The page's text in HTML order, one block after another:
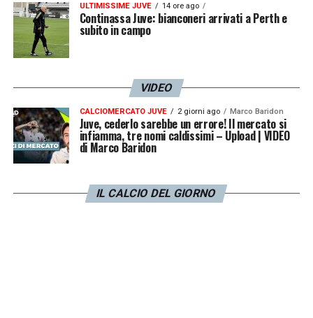
ULTIMISSIME JUVE 14 ore ago
Continassa Juve: bianconeri arrivati a Perth e
subito in campo
VIDEO
CALCIOMERCATO JUVE 2 giorni ago Marco Baridon
Juve, cederlo sarebbe un errore! Il mercato si
infiamma, tre nomi caldissimi – Upload | VIDEO
di Marco Baridon
IL CALCIO DEL GIORNO